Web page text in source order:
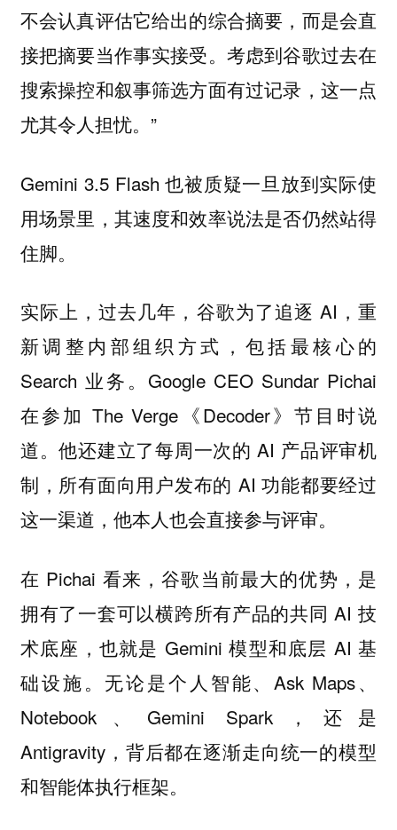
不会认真评估它给出的综合摘要，而是会直
接把摘要当作事实接受。考虑到谷歌过去在
搜索操控和叙事筛选方面有过记录，这一点
尤其令人担忧。”
Gemini 3.5 Flash 也被质疑一旦放到实际使
用场景里，其速度和效率说法是否仍然站得
住脚。
实际上，过去几年，谷歌为了追逐 AI，重
新调整内部组织方式，包括最核心的
Search 业务。Google CEO Sundar Pichai
在参加 The Verge《Decoder》节目时说
道。他还建立了每周一次的 AI 产品评审机
制，所有面向用户发布的 AI 功能都要经过
这一渠道，他本人也会直接参与评审。
在 Pichai 看来，谷歌当前最大的优势，是
拥有了一套可以横跨所有产品的共同 AI 技
术底座，也就是 Gemini 模型和底层 AI 基
础设施。无论是个人智能、Ask Maps、
Notebook、Gemini Spark，还是
Antigravity，背后都在逐渐走向统一的模型
和智能体执行框架。